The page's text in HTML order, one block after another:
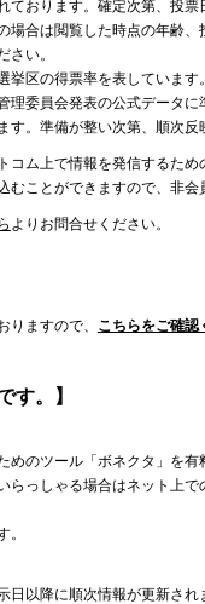
おります。確定次第、投票
合は閲覧した時点の年齢
い。
区の得票率を表しています。
委員会発表の公式データに
。準備が整い次第、順次反
コム上で情報を発信するため
ことができますので、非会
よりお問合せください。
ますので、 こちらをご確認
す。】
のツール「ボネクタ」を
っしゃる場合はネット上
。
以降に順次情報が更新され